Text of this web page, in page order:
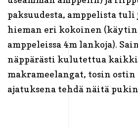
paksuudesta, amppelista tuli
hieman eri kokoinen
amppeleissa 4m lankoja).
näppärästi kulutettua
makrameelangat, tosin
ajatuksena tehdä näitä